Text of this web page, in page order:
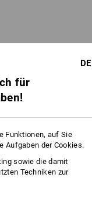
DE
für
Funktionen, auf Sie
Aufgaben der Cookies.
sowie die damit
Techniken zur